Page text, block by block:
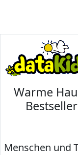
Warme
Menschen und